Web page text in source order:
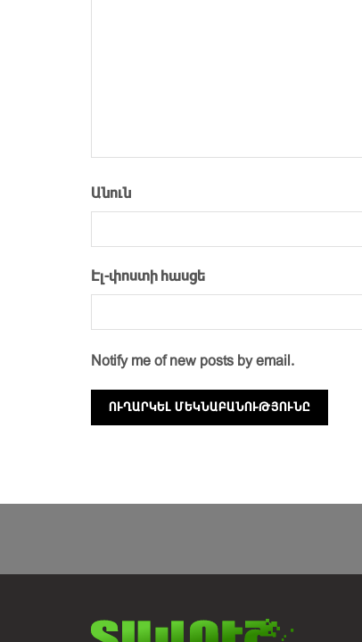
Անուն
Էլ-փոստի հասցե
Notify me of new posts by email.